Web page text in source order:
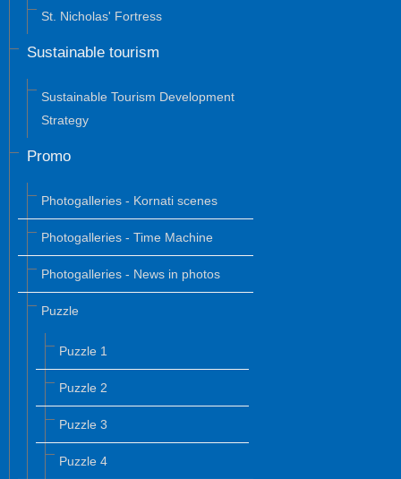
St. Nicholas' Fortress
Sustainable tourism
Sustainable Tourism Development
Strategy
Promo
Photogalleries - Kornati scenes
Photogalleries - Time Machine
Photogalleries - News in photos
Puzzle
Puzzle 1
Puzzle 2
Puzzle 3
Puzzle 4